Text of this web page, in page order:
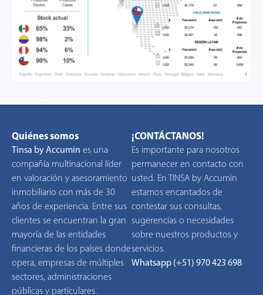
Quiénes somos
Tinsa by Accumin es una
compañía multinacional líder
en valoración y asesoramiento
inmobiliario con más de 30
años de experiencia. Entre sus
clientes se encuentran la gran
mayoría de las entidades
financieras de los países donde
opera, empresas de múltiples
sectores, administraciones
públicas y particulares.
¡CONTÁCTANOS!
Es importante para nosotros
permanecer en contacto con
usted. En TINSA by Accumin
estamos encantados de
contestar sus consultas,
sugerencias o necesidades
sobre nuestros productos y
servicios.
Whatsapp (+51) 970 423 698